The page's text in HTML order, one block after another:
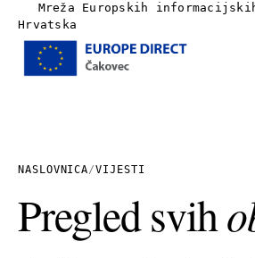
Mreža Europskih
Hrvatska
Vijesti
NASLOVNICA/VIJESTI
Pregled svih